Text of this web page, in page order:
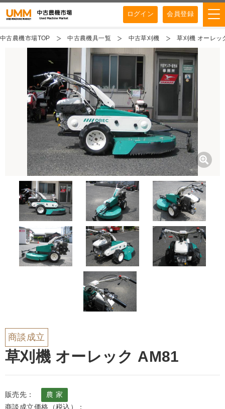
ログイン 会員登録
中古農機市場TOP 中古農機具一覧 中古草刈機 草刈機 オーレッ
商談成立
草刈機 オーレック AM81
販売先：
農 家
商談成立価格（税込）：